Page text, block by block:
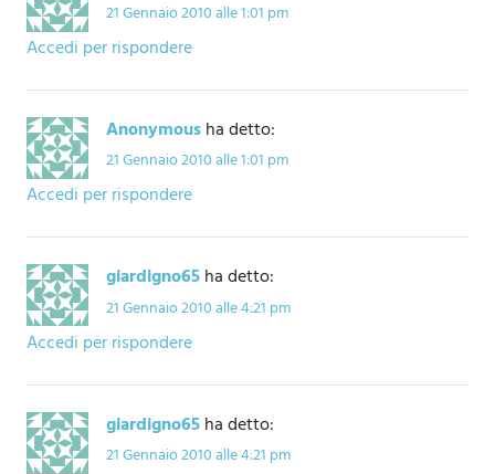
21 Gennaio 2010 alle 1:01 pm
Accedi per rispondere
Anonymousha detto:
21 Gennaio 2010 alle 1:01 pm
Accedi per rispondere
giardigno65ha detto:
21 Gennaio 2010 alle 4:21 pm
Accedi per rispondere
giardigno65ha detto:
21 Gennaio 2010 alle 4:21 pm